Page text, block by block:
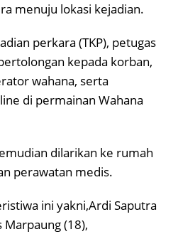
menuju lokasi kejadian.
perkara (TKP), petugas
kepada korban,
wahana, serta
di permainan Wahana
dilarikan ke rumah
perawatan medis.
ini yakni,Ardi Saputra
(18),